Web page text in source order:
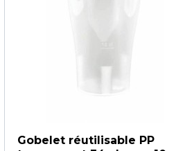
Gobelet réutilisable PP